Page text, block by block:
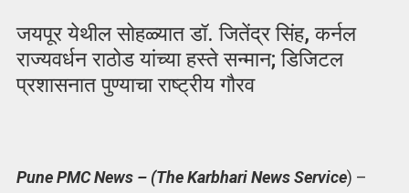
जयपूर येथील सोहळ्यात डॉ. जितेंद्र सिंह, कर्नल
राज्यवर्धन राठोड यांच्या हस्ते सन्मान; डिजिटल
प्रशासनात पुण्याचा राष्ट्रीय गौरव
Pune PMC News – (The Karbhari News Service) –